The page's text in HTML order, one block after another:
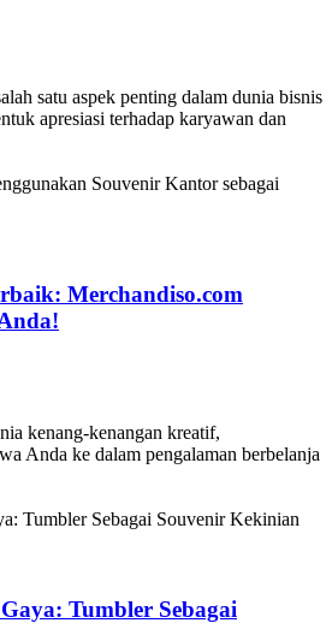
satu aspek penting dalam dunia bisnis
apresiasi terhadap karyawan dan
Merchandiso.com
kenang-kenangan kreatif,
Anda ke dalam pengalaman berbelanja
Tumbler Sebagai